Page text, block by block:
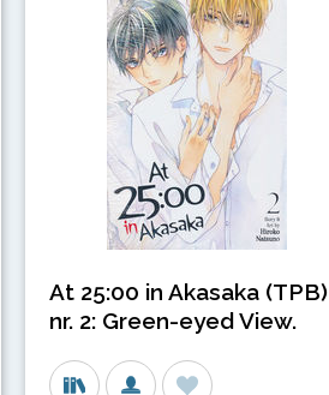
At 25:00 in Akasaka (TPB)
nr. 2: Green-eyed View.